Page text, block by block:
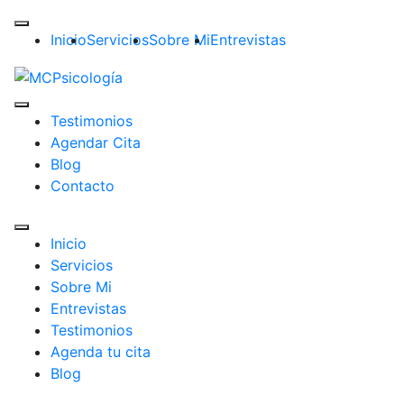
InicioServiciosSobre MiEntrevistas
Testimonios
Agendar Cita
Blog
Contacto
Inicio
Servicios
Sobre Mi
Entrevistas
Testimonios
Agenda tu cita
Blog